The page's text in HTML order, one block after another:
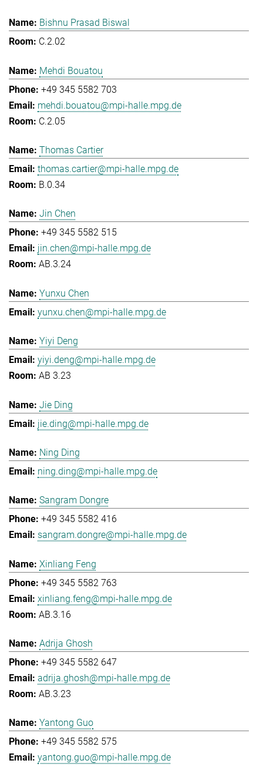
Bishnu Prasad Biswal
C.2.02
Mehdi Bouatou
+49 345 5582 703
mehdi.bouatou@mpi-halle.mpg.de
C.2.05
Thomas Cartier
thomas.cartier@mpi-halle.mpg.de
B.0.34
Jin Chen
+49 345 5582 515
jin.chen@mpi-halle.mpg.de
AB.3.24
Yunxu Chen
yunxu.chen@mpi-halle.mpg.de
Yiyi Deng
yiyi.deng@mpi-halle.mpg.de
AB 3.23
Jie Ding
jie.ding@mpi-halle.mpg.de
Ning Ding
ning.ding@mpi-halle.mpg.de
Sangram Dongre
+49 345 5582 416
sangram.dongre@mpi-halle.mpg.de
Xinliang Feng
+49 345 5582 763
xinliang.feng@mpi-halle.mpg.de
AB.3.16
Adrija Ghosh
+49 345 5582 647
adrija.ghosh@mpi-halle.mpg.de
AB.3.23
Yantong Guo
+49 345 5582 575
yantong.guo@mpi-halle.mpg.de